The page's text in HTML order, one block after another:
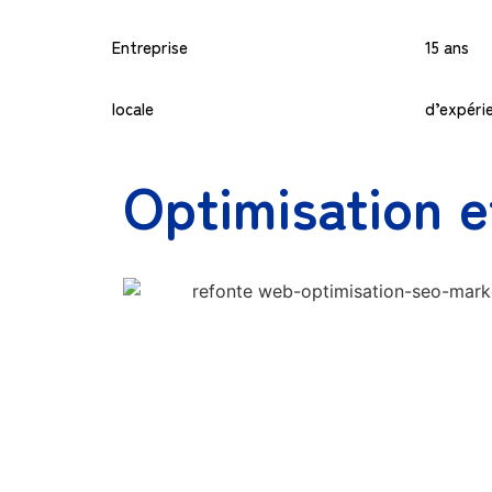
Entreprise
locale
15 ans
Optimisation